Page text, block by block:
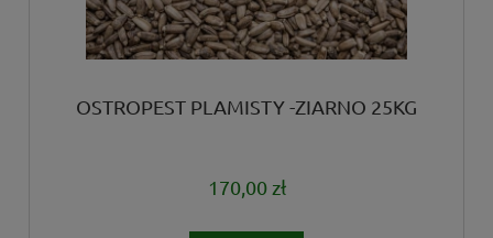
OSTROPEST PLAMISTY -ZIARNO 25KG
170,00 zł